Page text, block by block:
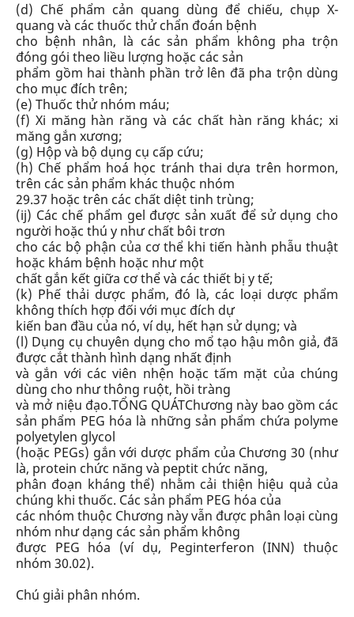
(d) Chế phẩm cản quang dùng để chiếu, chụp X-
quang và các thuốc thử chẩn đoán bệnh
cho bệnh nhân, là các sản phẩm không pha trộn
đóng gói theo liều lượng hoặc các sản
phẩm gồm hai thành phần trở lên đã pha trộn dùng
cho mục đích trên;
(e) Thuốc thử nhóm máu;
(f) Xi măng hàn răng và các chất hàn răng khác; xi
măng gắn xương;
(g) Hộp và bộ dụng cụ cấp cứu;
(h) Chế phẩm hoá học tránh thai dựa trên hormon,
trên các sản phẩm khác thuộc nhóm
29.37 hoặc trên các chất diệt tinh trùng;
(ij) Các chế phẩm gel được sản xuất để sử dụng cho
người hoặc thú y như chất bôi trơn
cho các bộ phận của cơ thể khi tiến hành phẫu thuật
hoặc khám bệnh hoặc như một
chất gắn kết giữa cơ thể và các thiết bị y tế;
(k) Phế thải dược phẩm, đó là, các loại dược phẩm
không thích hợp đối với mục đích dự
kiến ban đầu của nó, ví dụ, hết hạn sử dụng; và
(l) Dụng cụ chuyên dụng cho mổ tạo hậu môn giả, đã
được cắt thành hình dạng nhất định
và gắn với các viên nhện hoặc tấm mặt của chúng
dùng cho như thông ruột, hồi tràng
và mở niệu đạo.TỔNG QUÁTChương này bao gồm các
sản phẩm PEG hóa là những sản phẩm chứa polyme
polyetylen glycol
(hoặc PEGs) gắn với dược phẩm của Chương 30 (như
là, protein chức năng và peptit chức năng,
phân đoạn kháng thể) nhằm cải thiện hiệu quả của
chúng khi thuốc. Các sản phẩm PEG hóa của
các nhóm thuộc Chương này vẫn được phân loại cùng
nhóm như dạng các sản phẩm không
được PEG hóa (ví dụ, Peginterferon (INN) thuộc
nhóm 30.02).
Chú giải phân nhóm.